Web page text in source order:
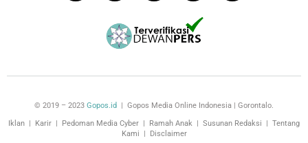
© 2019 – 2023 Gopos.id | Gopos Media Online Indonesia | Gorontalo.
Iklan | Karir | Pedoman Media Cyber | Ramah Anak | Susunan Redaksi | Tentang
Kami | Disclaimer